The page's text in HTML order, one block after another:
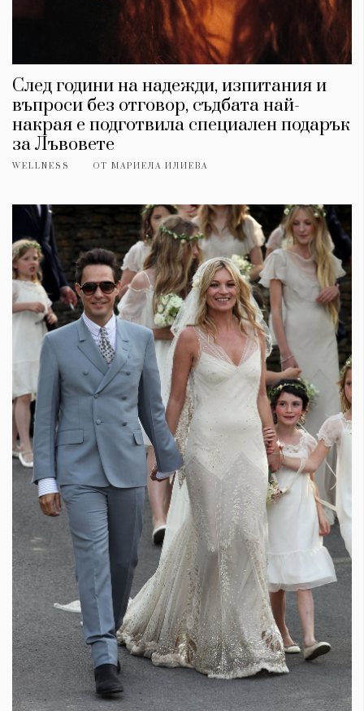
След години на надежди, изпитания и
въпроси без отговор, съдбата най-
накрая е подготвила специален подарък
за Лъвовете
WELLNESS ОТ МАРИЕЛА ИЛИЕВА